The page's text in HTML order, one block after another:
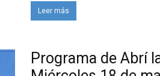
Leer más
Programa de Abrí